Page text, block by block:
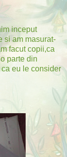
inceput
si am masurat-
facut copii,ca
parte din
eu le consider